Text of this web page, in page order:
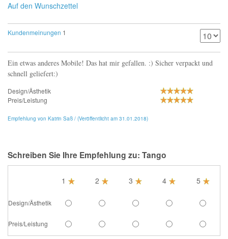
Auf den Wunschzettel
Kundenmeinungen 1
Ein etwas anderes Mobile! Das hat mir gefallen. :) Sicher verpackt und
schnell geliefert:)
Design/Ästhetik
Preis/Leistung
Empfehlung von Katrin Saß / (Veröffentlicht am 31.01.2018)
Schreiben Sie Ihre Empfehlung zu: Tango
1 2 3 4 5
Design/Ästhetik
Preis/Leistung